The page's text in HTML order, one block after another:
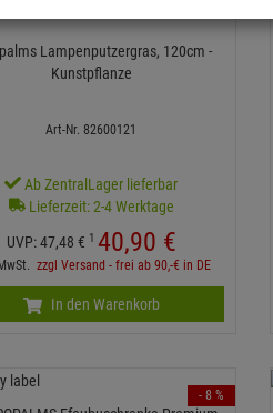
Lampenputzergras, 120cm -
Kunstpflanze
Art-Nr. 82600121
Ab ZentralLager lieferbar
Lieferzeit: 2-4 Werktage
UVP:47,48 € 1 40,90 €
zzgl Versand - frei ab 90,-€ in DE
In den Warenkorb
- 8 %